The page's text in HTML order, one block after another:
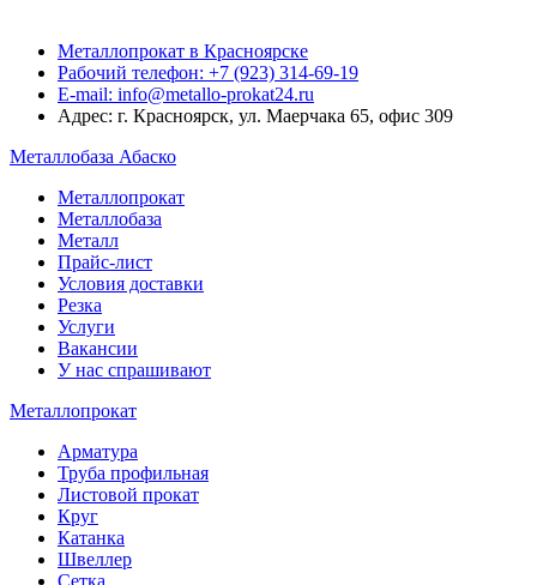
Металлопрокат в Красноярске
Рабочий телефон: +7 (923) 314-69-19
E-mail: info@metallo-prokat24.ru
Адрес: г. Красноярск, ул. Маерчака 65, офис 309
Металлобаза Абаско
Металлопрокат
Металлобаза
Металл
Прайс-лист
Условия доставки
Резка
Услуги
Вакансии
У нас спрашивают
Металлопрокат
Арматура
Труба профильная
Листовой прокат
Круг
Катанка
Швеллер
Сетка